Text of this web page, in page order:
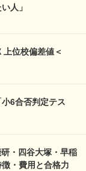
人」
位校偏差値＜
6合否判定テス
・四谷大塚・早稲
・費用と合格力